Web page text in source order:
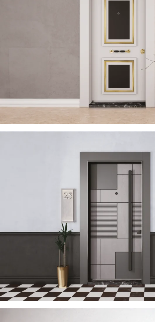
TRENDY 2023 DE
TECTONIC 2023 DE
ÇELIK KAPI